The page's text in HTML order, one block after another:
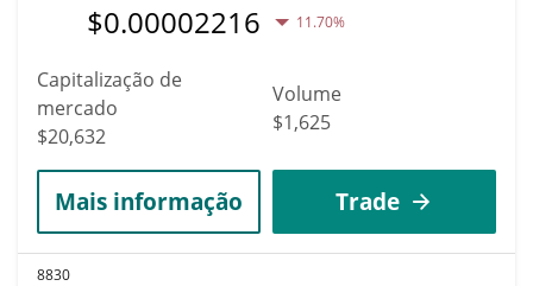
$0.00002216 11.70%
Capitalização de
mercado
$20,632
Volume
$1,625
Mais informação Trade
8830